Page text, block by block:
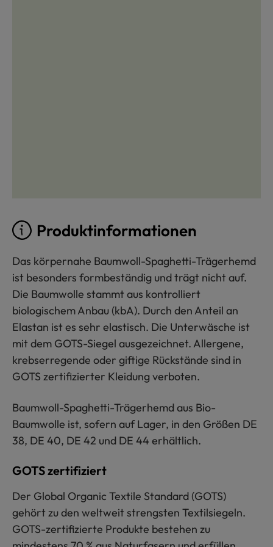
Produktinformationen
Das körpernahe Baumwoll-Spaghetti-Trägerhemd
ist besonders formbeständig und trägt nicht auf.
Die Baumwolle stammt aus kontrolliert
biologischem Anbau (kbA). Durch den Anteil an
Elastan ist es sehr elastisch. Die Unterwäsche ist
mit dem GOTS-Siegel ausgezeichnet. Allergene,
krebserregende oder giftige Rückstände sind in
GOTS zertifizierter Kleidung verboten.
Baumwoll-Spaghetti-Trägerhemd aus Bio-
Baumwolle ist, sofern auf Lager, in den Größen DE
38, DE 40, DE 42 und DE 44 erhältlich.
GOTS zertifiziert
Der Global Organic Textile Standard (GOTS)
gehört zu den weltweit strengsten Textilsiegeln.
GOTS-zertifizierte Produkte bestehen zu